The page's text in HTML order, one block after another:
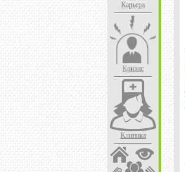
Карьера
Кризис
Клиника